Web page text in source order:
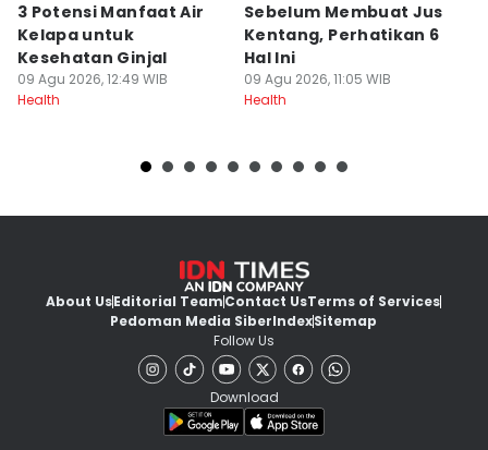
3 Potensi Manfaat Air
Kelapa untuk
Kesehatan Ginjal
09 Agu 2026, 12:49 WIB
Health
Sebelum Membuat Jus
Kentang, Perhatikan 6
Hal Ini
09 Agu 2026, 11:05 WIB
Health
About UsEditorial TeamContact UsTerms of Services
Pedoman Media SiberIndexSitemap
Follow Us
Download